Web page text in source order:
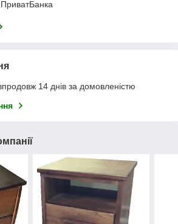
14 днів за домовленістю